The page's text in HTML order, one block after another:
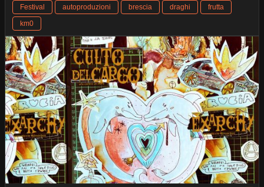
Festival autoproduzioni brescia draghi
frutta
km0